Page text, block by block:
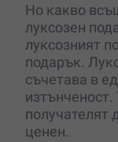
Но какво
луксозен
луксозният
подарък.
съчетава в
получателят
ценен.